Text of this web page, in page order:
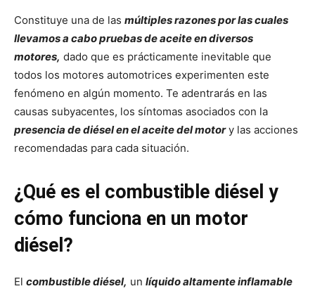
Constituye una de las múltiples razones por las cuales
llevamos a cabo pruebas de aceite en diversos
motores, dado que es prácticamente inevitable que
todos los motores automotrices experimenten este
fenómeno en algún momento. Te adentrarás en las
causas subyacentes, los síntomas asociados con la
presencia de diésel en el aceite del motory las acciones
recomendadas para cada situación.
¿Qué es el combustible diésel y
cómo funciona en un motor
diésel?
El combustible diésel, un líquido altamente inflamable